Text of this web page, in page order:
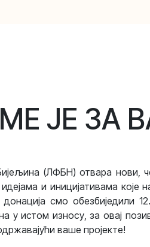
ЈЕ ЗА
(ЛФБН) отвара нови,
и иницијативама које
смо обезбиједили
у истом износу, за овај
ваше пројекте!